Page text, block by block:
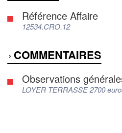
Référence Affaire
12534.CRO.12
COMMENTAIRES
Observations
LOYER TERRASSE 2700